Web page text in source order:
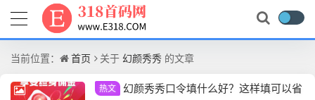
当前位置： 首页 关于 幻颜秀秀 的文章
热文
幻颜秀秀口令填什么好？这样填可以省